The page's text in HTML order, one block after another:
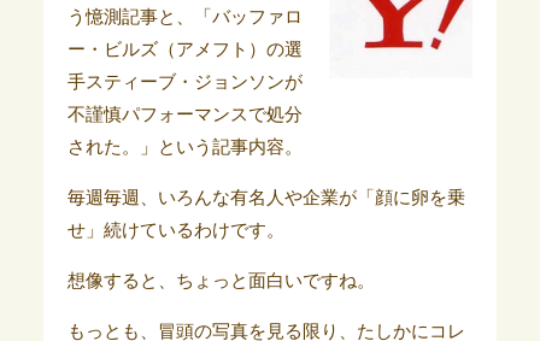
う憶測記事と、「バッファロ
ー・ビルズ（アメフト）の選
手スティーブ・ジョンソンが
不謹慎パフォーマンスで処分
された。」という記事内容。
毎週毎週、いろんな有名人や企業が「顔に卵を乗
せ」続けているわけです。
想像すると、ちょっと面白いですね。
もっとも、冒頭の写真を見る限り、たしかにコレ